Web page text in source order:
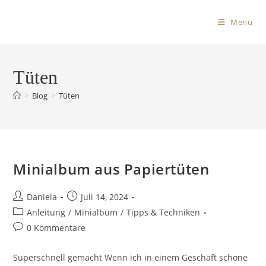
Menü
Tüten
> Blog > Tüten
Minialbum aus Papiertüten
Daniela
Juli 14, 2024
Anleitung / Minialbum / Tipps & Techniken
0 Kommentare
Superschnell gemacht Wenn ich in einem Geschäft schöne